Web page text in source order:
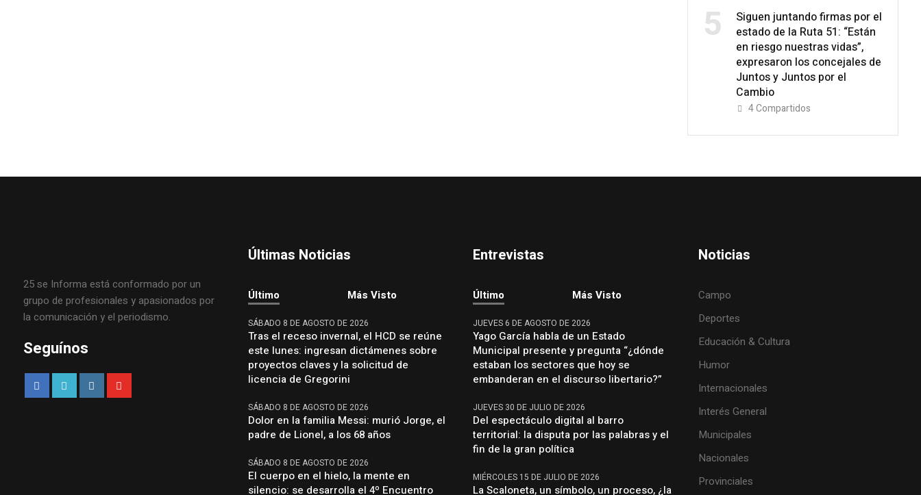
5
Siguen juntando firmas por el
estado de la Ruta 51: “Están
en riesgo nuestras vidas”,
expresaron los concejales de
Juntos y Juntos por el
Cambio
4Compartidos
25 se Informa está conformado por un
grupo de profesionales y apasionados por
la comunicación y el periodismo.
Seguínos
Últimas Noticias
Último Más Visto
SÁBADO 8 DE AGOSTO DE 2026
Tras el receso invernal, el HCD se reúne
este lunes: ingresan dictámenes sobre
proyectos claves y la solicitud de
licencia de Gregorini
SÁBADO 8 DE AGOSTO DE 2026
Dolor en la familia Messi: murió Jorge, el
padre de Lionel, a los 68 años
SÁBADO 8 DE AGOSTO DE 2026
El cuerpo en el hielo, la mente en
silencio: se desarrolla el 4º Encuentro
Entrevistas
Último Más Visto
JUEVES 6 DE AGOSTO DE 2026
Yago García habla de un Estado
Municipal presente y pregunta “¿dónde
estaban los sectores que hoy se
embanderan en el discurso libertario?”
JUEVES 30 DE JULIO DE 2026
Del espectáculo digital al barro
territorial: la disputa por las palabras y el
fin de la gran política
MIÉRCOLES 15 DE JULIO DE 2026
La Scaloneta, un símbolo, un proceso, ¿la
Noticias
Campo
Deportes
Educación & Cultura
Humor
Internacionales
Interés General
Municipales
Nacionales
Provinciales